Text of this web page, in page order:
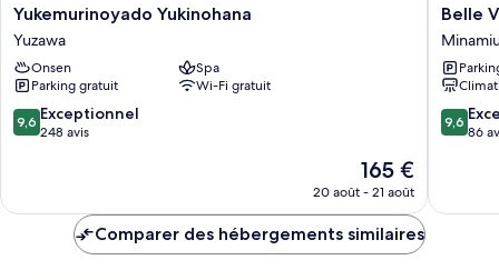
Yukemurinoyado
Yukinohana
Yuzawa
Yukemurinoyado Yukinohana
Yuzawa
Onsen
Spa
Parking gratuit
Wi-Fi gratuit
9.6
sur
9,6 Exceptionnel
248 avis
Le
nouveau
est
de
165 €
20 août - 21 août
Belle
Vue
Nishiura
Belle
9.6
sur
9,6
86
Comparer des hébergements similaires